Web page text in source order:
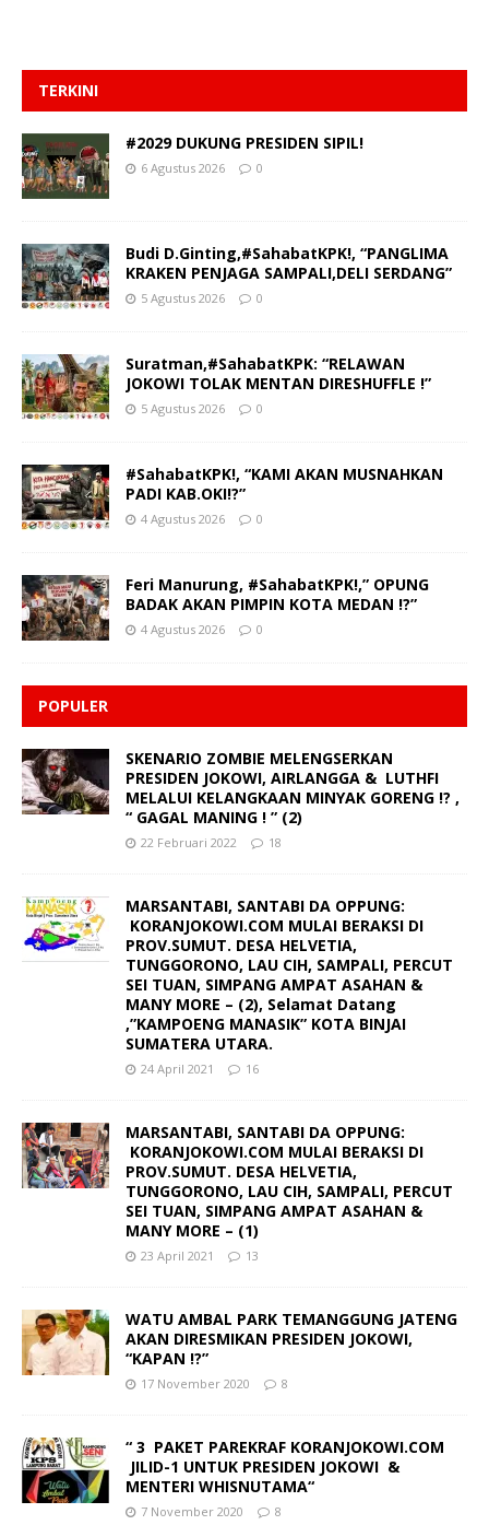
TERKINI
#2029 DUKUNG PRESIDEN SIPIL!
6 Agustus 2026 0
Budi D.Ginting,#SahabatKPK!, “PANGLIMA
KRAKEN PENJAGA SAMPALI,DELI SERDANG”
5 Agustus 2026 0
Suratman,#SahabatKPK: “RELAWAN
JOKOWI TOLAK MENTAN DIRESHUFFLE !”
5 Agustus 2026 0
#SahabatKPK!, “KAMI AKAN MUSNAHKAN
PADI KAB.OKI!?”
4 Agustus 2026 0
Feri Manurung, #SahabatKPK!,” OPUNG
BADAK AKAN PIMPIN KOTA MEDAN !?”
4 Agustus 2026 0
POPULER
SKENARIO ZOMBIE MELENGSERKAN
PRESIDEN JOKOWI, AIRLANGGA & LUTHFI
MELALUI KELANGKAAN MINYAK GORENG !? ,
“ GAGAL MANING ! ” (2)
22 Februari 2022 18
MARSANTABI, SANTABI DA OPPUNG:
KORANJOKOWI.COM MULAI BERAKSI DI
PROV.SUMUT. DESA HELVETIA,
TUNGGORONO, LAU CIH, SAMPALI, PERCUT
SEI TUAN, SIMPANG AMPAT ASAHAN &
MANY MORE – (2), Selamat Datang
,”KAMPOENG MANASIK” KOTA BINJAI
SUMATERA UTARA.
24 April 2021 16
MARSANTABI, SANTABI DA OPPUNG:
KORANJOKOWI.COM MULAI BERAKSI DI
PROV.SUMUT. DESA HELVETIA,
TUNGGORONO, LAU CIH, SAMPALI, PERCUT
SEI TUAN, SIMPANG AMPAT ASAHAN &
MANY MORE – (1)
23 April 2021 13
WATU AMBAL PARK TEMANGGUNG JATENG
AKAN DIRESMIKAN PRESIDEN JOKOWI,
“KAPAN !?”
17 November 2020 8
“ 3 PAKET PAREKRAF KORANJOKOWI.COM
JILID-1 UNTUK PRESIDEN JOKOWI &
MENTERI WHISNUTAMA“
7 November 2020 8